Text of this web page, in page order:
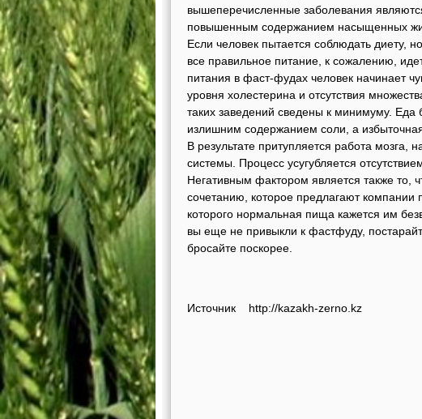
вышеперечисленные заболевания
повышенным содержанием насыщенных
Если человек пытается соблюдать диету,
все правильное питание, к сожалению,
питания в фаст-фудах человек начинает
уровня холестерина и отсутствия
таких заведений сведены к минимуму. Еда
излишним содержанием соли, а
В результате притупляется работа
системы. Процесс усугубляется
Негативным фактором является также то,
сочетанию, которое предлагают компании
которого нормальная пища кажется им
вы еще не привыкли к фастфуду,
бросайте поскорее.
Источник http://kazakh-zerno.kz